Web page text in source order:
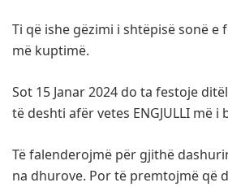
Ti që ishe gëzimi i shtëpisë sonë e
më kuptimë.
Sot 15 Janar 2024 do ta festoje
të deshti afër vetes ENGJULLI më i
Të falenderojmë për gjithë
na dhurove. Por të premtojmë që